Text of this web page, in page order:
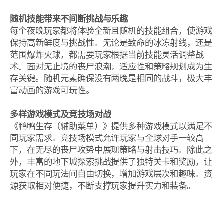
随机技能带来不间断挑战与乐趣
每个夜晚玩家都将体验全新且随机的技能组合，使游戏
保持高新鲜度与挑战性。无论是致命的冰冻射线，还是
范围爆炸火球，都需要玩家根据当前技能灵活调整战
术。面对无止境的丧尸浪潮，适应性和策略规划成为生
存关键。随机元素确保没有两晚是相同的战斗，极大丰
富动画的游戏可玩性。
多样游戏模式及竞技场对战
《鸭鸭生存（辅助菜单）》提供多种游戏模式以满足不
同玩家需求。竞技场模式允许玩家与全球对手一较高
下，在无尽的丧尸攻势中展现策略与射击技巧。除此之
外，丰富的地下城探索挑战提供了独特关卡和奖励，让
玩家在不同玩法间自由切换，增加游戏层次和趣味。资
源获取相对便捷，不断支撑玩家提升实力和装备。